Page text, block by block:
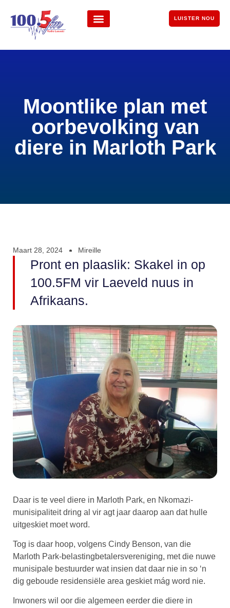
LUISTER NOU
Moontlike plan met
oorbevolking van
diere in Marloth Park
Maart 28, 2024 Mireille
Pront en plaaslik: Skakel in op
100.5FM vir Laeveld nuus in
Afrikaans.
Daar is te veel diere in Marloth Park, en Nkomazi-
munisipaliteit dring al vir agt jaar daarop aan dat hulle
uitgeskiet moet word.
Tog is daar hoop, volgens Cindy Benson, van die
Marloth Park-belastingbetalersvereniging, met die nuwe
munisipale bestuurder wat insien dat daar nie in so ‘n
dig geboude residensiële area geskiet mág word nie.
Inwoners wil oor die algemeen eerder die diere in